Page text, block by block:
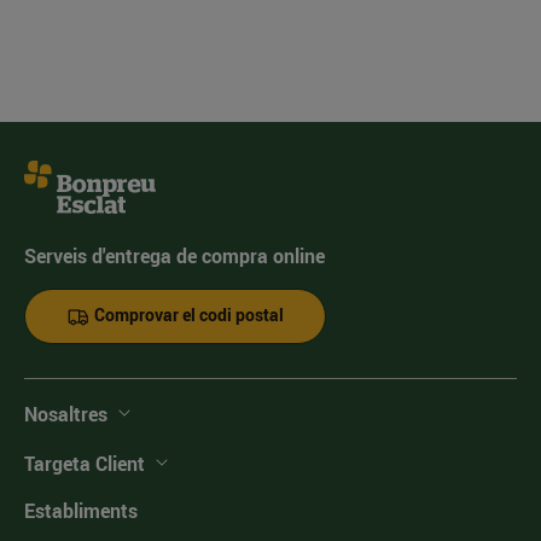
Serveis d'entrega de compra online
Comprovar el codi postal
Nosaltres
Targeta Client
Establiments